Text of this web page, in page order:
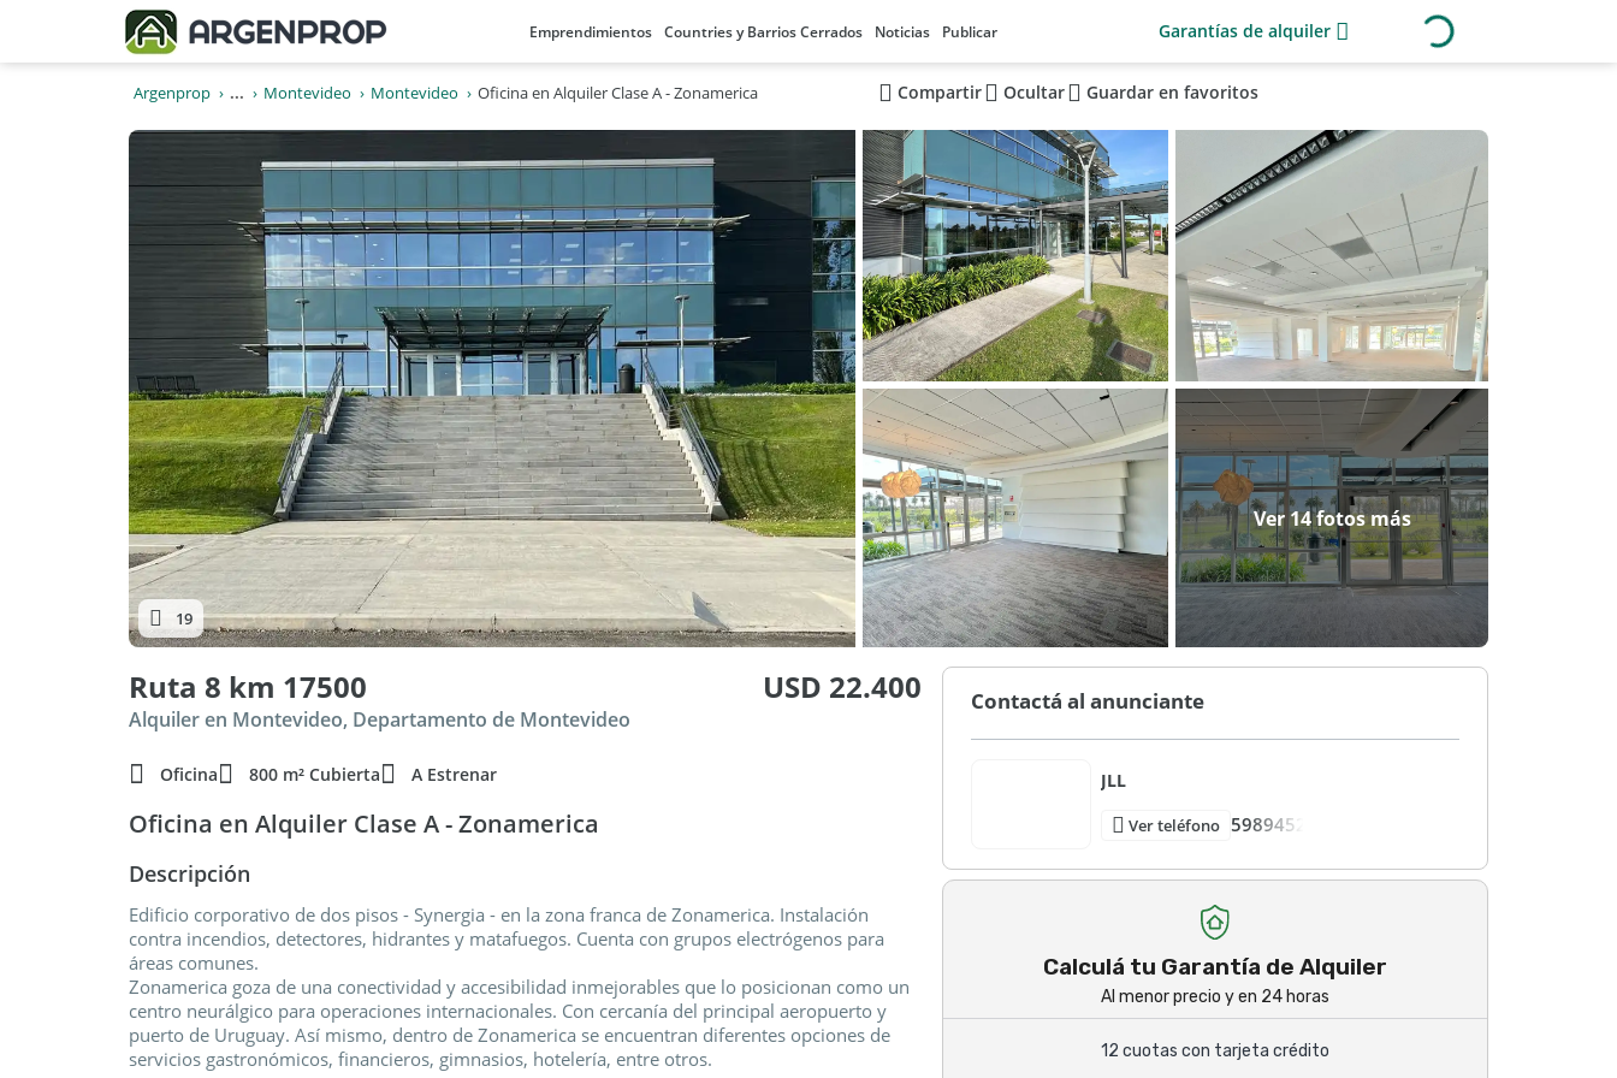
Emprendimientos Countries y Barrios Cerrados Noticias Publicar Garantías de alquiler
Argenprop ... Montevideo Montevideo Oficina en Alquiler Clase A - Zonamerica Compartir Ocultar Guardar en favoritos
Ver 14 fotos más
19
Ruta 8 km 17500 USD 22.400
Alquiler en Montevideo, Departamento de Montevideo
Oficina 800 m² Cubierta A Estrenar
Oficina en Alquiler Clase A - Zonamerica
Descripción
Edificio corporativo de dos pisos - Synergia - en la zona franca de Zonamerica. Instalación
contra incendios, detectores, hidrantes y matafuegos. Cuenta con grupos electrógenos para
áreas comunes.
Zonamerica goza de una conectividad y accesibilidad inmejorables que lo posicionan como un
centro neurálgico para operaciones internacionales. Con cercanía del principal aeropuerto y
puerto de Uruguay. Así mismo, dentro de Zonamerica se encuentran diferentes opciones de
servicios gastronómicos, financieros, gimnasios, hotelería, entre otros.
Contactá al anunciante
JLL
Ver teléfono 5989452
Calculá tu Garantía de Alquiler
Al menor precio y en 24 horas
12 cuotas con tarjeta crédito